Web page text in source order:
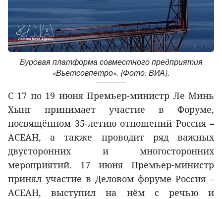
Буровая платформа совместного предприятия
«Вьетсовпетро». (Фото: ВИА).
С 17 по 19 июня Премьер-министр Ле Минь
Хынг принимает участие в Форуме,
посвящённом 35-летию отношений Россия –
АСЕАН, а также проводит ряд важных
двусторонних и многосторонних
мероприятий. 17 июня Премьер-министр
принял участие в Деловом форуме Россия –
АСЕАН, выступил на нём с речью и